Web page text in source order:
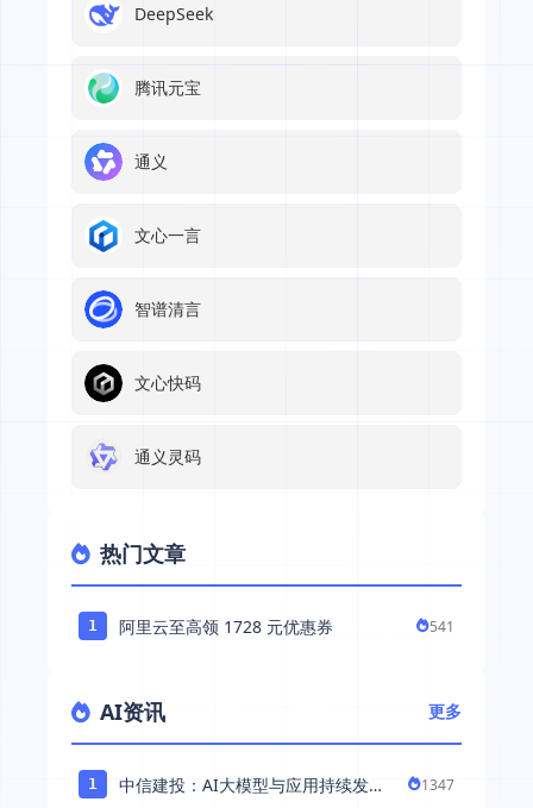
DeepSeek
腾讯元宝
通义
文心一言
智谱清言
文心快码
通义灵码
热门文章
1 阿里云至高领 1728 元优惠券 541
AI资讯 更多
1
中信建投：AI大模型与应用持续发展
1347